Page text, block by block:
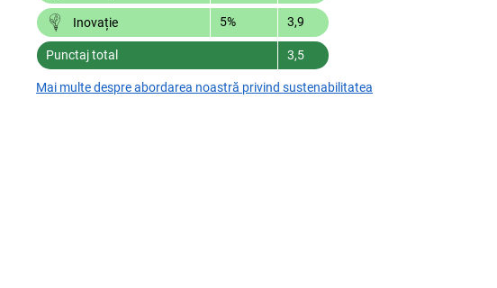
Inovație 5% 3,9
Punctaj total 3,5
Mai multe despre abordarea noastră privind sustenabilitatea